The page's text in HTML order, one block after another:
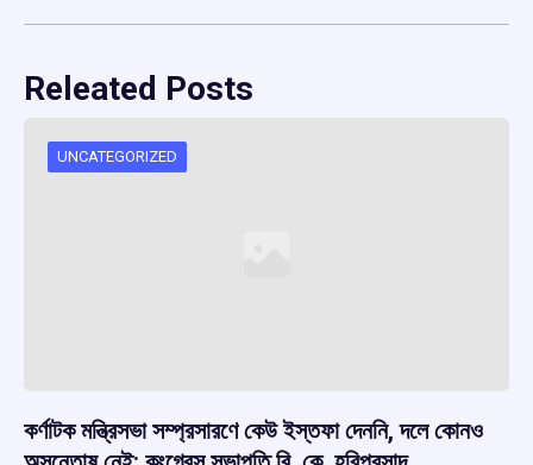
Releated Posts
UNCATEGORIZED
কর্ণাটক মন্ত্রিসভা সম্প্রসারণে কেউ ইস্তফা দেননি, দলে কোনও